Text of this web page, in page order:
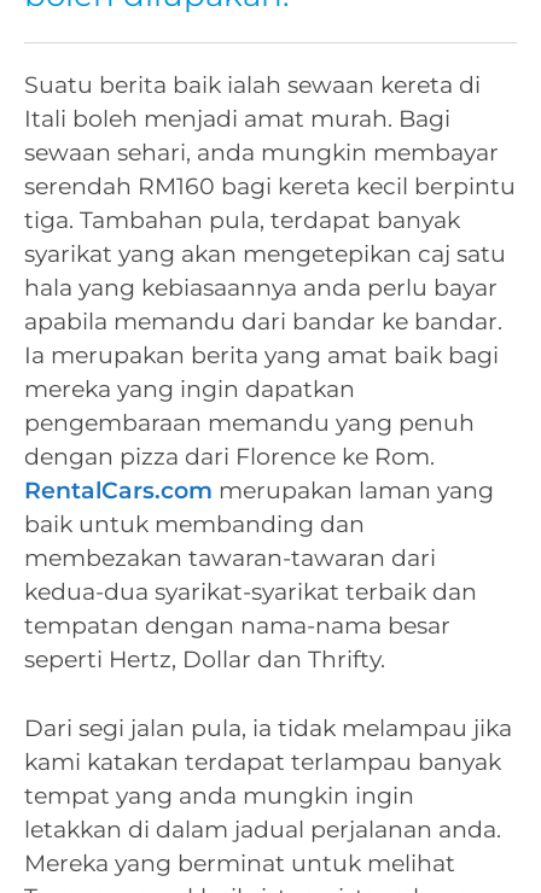
Suatu berita baik ialah sewaan kereta di
Itali boleh menjadi amat murah. Bagi
sewaan sehari, anda mungkin membayar
serendah RM160 bagi kereta kecil berpintu
tiga. Tambahan pula, terdapat banyak
syarikat yang akan mengetepikan caj satu
hala yang kebiasaannya anda perlu bayar
apabila memandu dari bandar ke bandar.
Ia merupakan berita yang amat baik bagi
mereka yang ingin dapatkan
pengembaraan memandu yang penuh
dengan pizza dari Florence ke Rom.
RentalCars.com merupakan laman yang
baik untuk membanding dan
membezakan tawaran-tawaran dari
kedua-dua syarikat-syarikat terbaik dan
tempatan dengan nama-nama besar
seperti Hertz, Dollar dan Thrifty.
Dari segi jalan pula, ia tidak melampau jika
kami katakan terdapat terlampau banyak
tempat yang anda mungkin ingin
letakkan di dalam jadual perjalanan anda.
Mereka yang berminat untuk melihat